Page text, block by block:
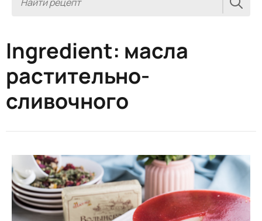
Ingredient: масла
растительно-
сливочного